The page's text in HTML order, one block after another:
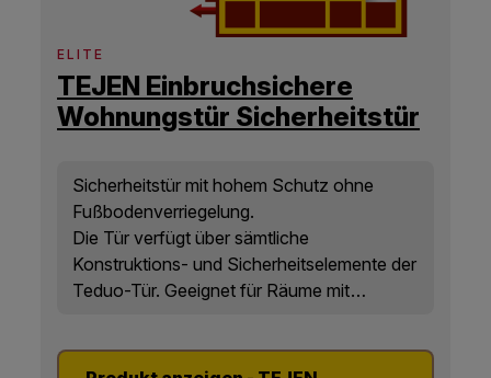
ELITE
TEJEN Einbruchsichere
Wohnungstür Sicherheitstür
Sicherheitstür mit hohem Schutz ohne
Fußbodenverriegelung.
Die Tür verfügt über sämtliche
Konstruktions- und Sicherheitselemente der
Teduo-Tür. Geeignet für Räume mit